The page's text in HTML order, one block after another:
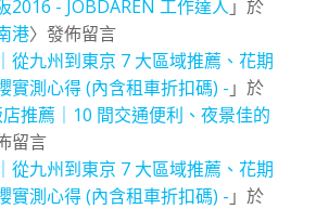
2016 - JOBDAREN 工作達人 」於
港〉發佈留言
從九州到東京 7 大區域推薦、花期
實測心得 (內含租車折扣碼) - 」於
推薦｜10 間交通便利、夜景佳的
留言
從九州到東京 7 大區域推薦、花期
實測心得 (內含租車折扣碼) - 」於